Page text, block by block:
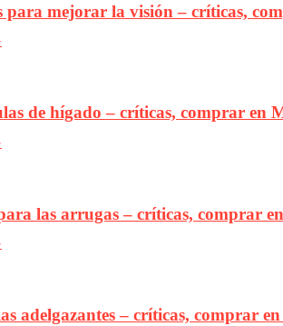
para mejorar la visión – críticas,
de hígado – críticas, comprar en
las arrugas – críticas, comprar
adelgazantes – críticas, comprar